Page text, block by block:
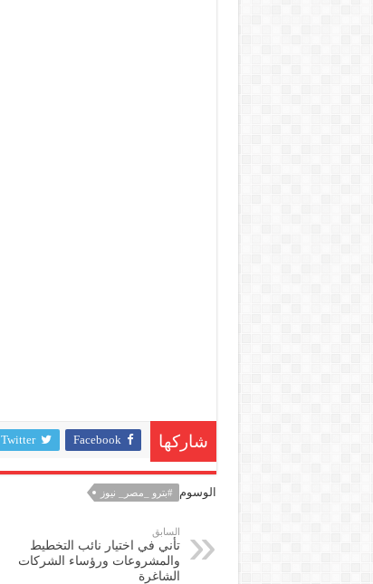
شاركها Facebook
Twitter
الوسوم #بترو _مصر_ نيوز
السابق
تأني في اختيار نائب التخطيط
والمشروعات ورؤساء الشركات
الشاغرة